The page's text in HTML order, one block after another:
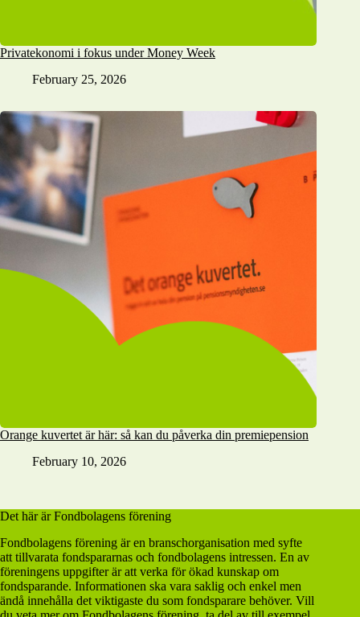
Privatekonomi i fokus under Money Week
February 25, 2026
Orange kuvertet är här: så kan du påverka din premiepension
February 10, 2026
Det här är Fondbolagens förening
Fondbolagens förening är en branschorganisation med syfte
att tillvarata fondspararnas och fondbolagens intressen. En av
föreningens uppgifter är att verka för ökad kunskap om
fondsparande. Informationen ska vara saklig och enkel men
ändå innehålla det viktigaste du som fondsparare behöver. Vill